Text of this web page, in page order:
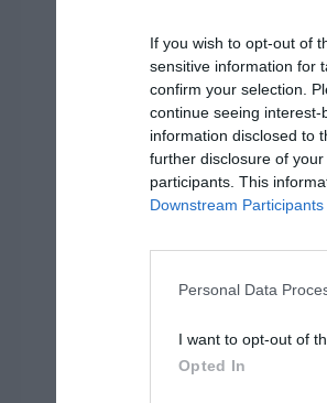
If you wish to opt-out of
sensitive information for
confirm your selection.
continue seeing
information disclosed to
further disclosure of
participants. This
Downstream Participants
Personal Data
I want to opt-out of
Opted In